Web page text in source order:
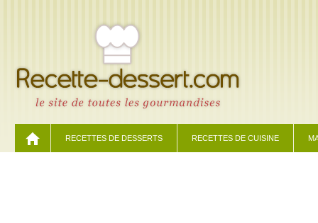
RECETTES DE DESSERTS RECETTES DE CUISINE